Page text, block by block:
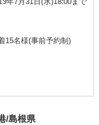
15名様(事前予約制)
/島根県